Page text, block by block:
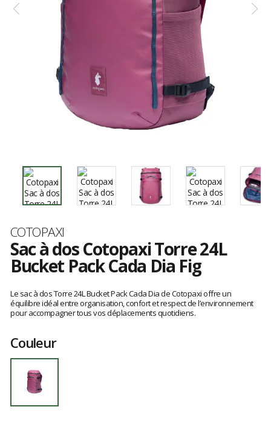
Marque
COTOPAXI
Sac à dos Cotopaxi Torre 24L
Bucket Pack Cada Dia Fig
avis
clients
Le sac à dos Torre 24L Bucket Pack Cada Dia de Cotopaxi offre un
équilibre idéal entre organisation, confort et respect de l’environnement
pour accompagner tous vos déplacements quotidiens.
Couleur